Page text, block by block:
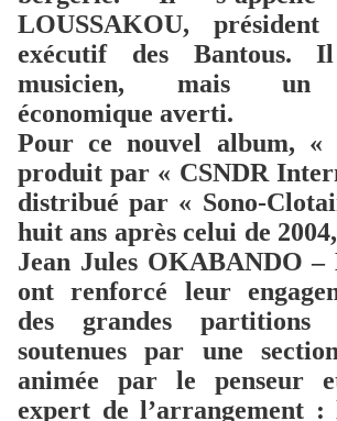
LOUSSAKOU,
exécutif des Bantous.
musicien, mais un
économique averti.
Pour ce nouvel album, «
produit par « CSNDR
distribué par « Sono-
huit ans après celui de
Jean Jules OKABANDO –
ont renforcé leur
des grandes partitions
soutenues par une
animée par le penseur
expert de l’arrangement :